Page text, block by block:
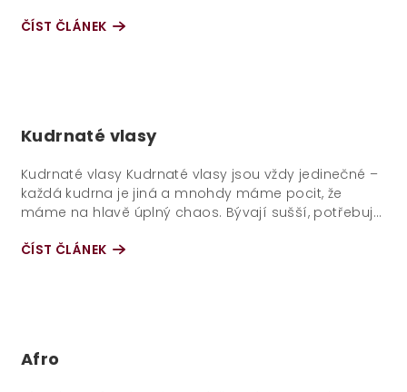
ČÍST ČLÁNEK
Kudrnaté vlasy
Kudrnaté vlasy Kudrnaté vlasy jsou vždy jedinečné –
každá kudrna je jiná a mnohdy máme pocit, že
máme na hlavě úplný chaos. Bývají sušší, potřebují
ČÍST ČLÁNEK
Afro